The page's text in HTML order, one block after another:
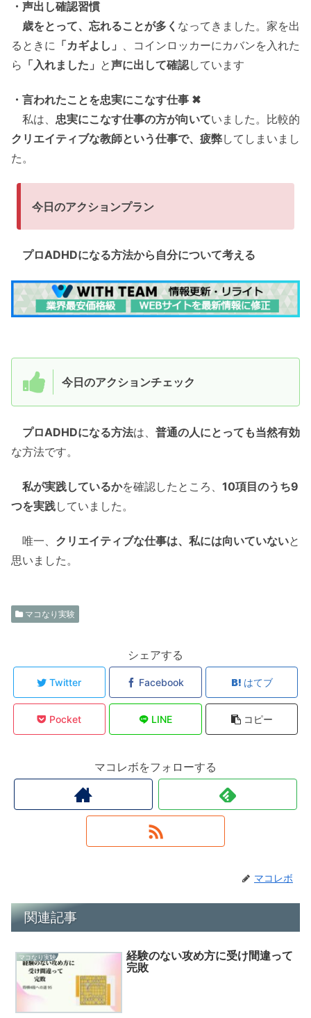
・声出し確認習慣
歳をとって、忘れることが多く なってきました。家を出
るときに 「カギよし」
、コインロッカーにカバンを入れた
ら 「入れました」 と声に出して確認しています
・言われたことを忠実にこなす仕事 ✖
私は、 忠実にこなす仕事の方が向いていました。比較的
クリエイティブな教師という仕事で、疲弊してしまいまし
た。
今日のアクションプラン
プロADHDになる方法から自分について考える
今日のアクションチェック
プロADHDになる方法は、 普通の人にとっても当然有効
な方法です。
私が実践しているかを確認したところ、 10項目のうち9
つを実践していました。
唯一、 クリエイティブな仕事は、私には向いていないと
思いました。
マコなり実験
シェアする
Twitter Facebook はてブ
Pocket LINE コピー
マコレボをフォローする
マコレボ
関連記事
マコなり実験
経験のない攻め方に受け間違って
完敗